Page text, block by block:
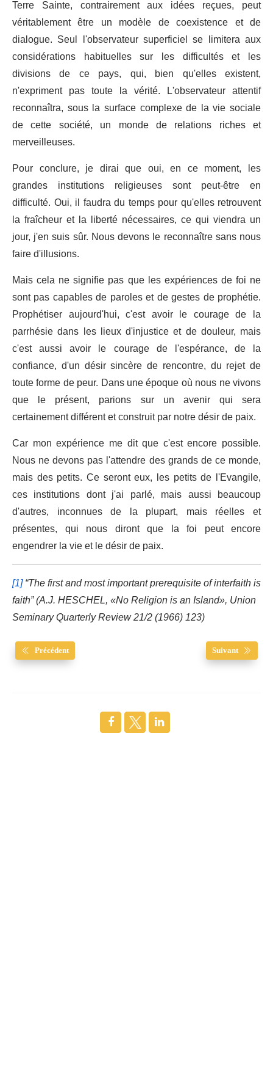
Terre Sainte, contrairement aux idées reçues, peut
véritablement être un modèle de coexistence et de
dialogue. Seul l'observateur superficiel se limitera aux
considérations habituelles sur les difficultés et les
divisions de ce pays, qui, bien qu'elles existent,
n'expriment pas toute la vérité. L'observateur attentif
reconnaîtra, sous la surface complexe de la vie sociale
de cette société, un monde de relations riches et
merveilleuses.
Pour conclure, je dirai que oui, en ce moment, les
grandes institutions religieuses sont peut-être en
difficulté. Oui, il faudra du temps pour qu'elles retrouvent
la fraîcheur et la liberté nécessaires, ce qui viendra un
jour, j'en suis sûr. Nous devons le reconnaître sans nous
faire d'illusions.
Mais cela ne signifie pas que les expériences de foi ne
sont pas capables de paroles et de gestes de prophétie.
Prophétiser aujourd'hui, c'est avoir le courage de la
parrhésie dans les lieux d'injustice et de douleur, mais
c'est aussi avoir le courage de l'espérance, de la
confiance, d'un désir sincère de rencontre, du rejet de
toute forme de peur. Dans une époque où nous ne vivons
que le présent, parions sur un avenir qui sera
certainement différent et construit par notre désir de paix.
Car mon expérience me dit que c'est encore possible.
Nous ne devons pas l'attendre des grands de ce monde,
mais des petits. Ce seront eux, les petits de l'Evangile,
ces institutions dont j'ai parlé, mais aussi beaucoup
d'autres, inconnues de la plupart, mais réelles et
présentes, qui nous diront que la foi peut encore
engendrer la vie et le désir de paix.
[1]“The first and most important prerequisite of interfaith is
faith” (A.J. HESCHEL, «No Religion is an Island», Union
Seminary Quarterly Review 21/2 (1966) 123)
Précédent Suivant